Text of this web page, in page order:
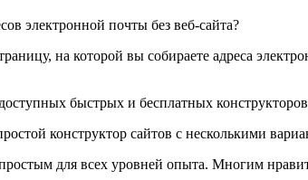
электронной почты без веб-сайта?
на которой вы собираете адреса
быстрых и бесплатных
конструктор сайтов с несколькими
для всех уровней опыта. Многим